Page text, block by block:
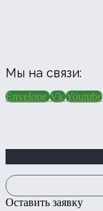
Мы на связи:
Envelope Vk Youtube
Оставить заявку